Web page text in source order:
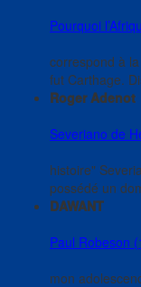
Pourquoi
correspond à
fut Carthage.
Roger Adenot
Severiano de
histoire"
possédé un
DAWANT
Paul Robeson
mon